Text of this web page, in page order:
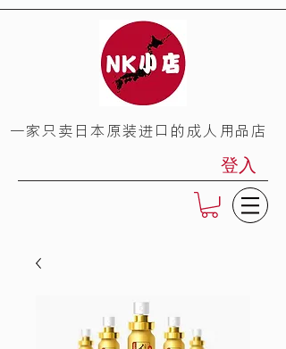
​一家只卖日本原装进口的成人用品店
登入